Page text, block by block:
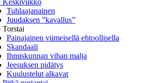
Keskiviikko
Tuhlaajanainen
Juudaksen ”kavallus”
Torstai
Painajainen viimeisellä ehtoollisella
Skandaali
Ihmiskunnan vihan malja
Jeesuksen pidätys
Kuulustelut alkavat